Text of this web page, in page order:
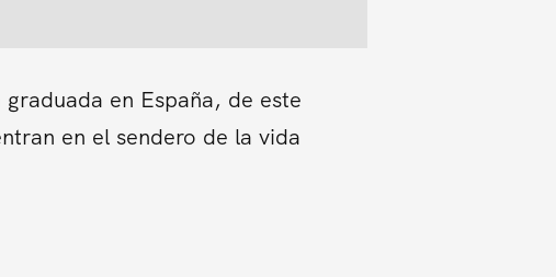
en España, de este
en el sendero de la vida